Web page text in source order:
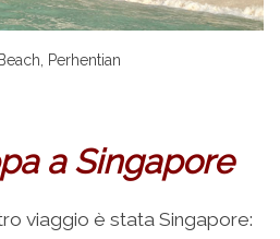
Perhentian
a Singapore
viaggio è stata Singapore: